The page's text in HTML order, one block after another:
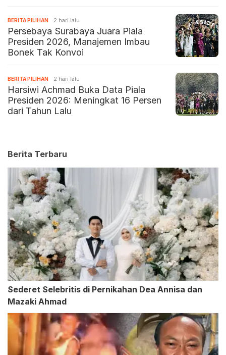
BERITA PILIHAN 2 hari lalu
Persebaya Surabaya Juara Piala
Presiden 2026, Manajemen Imbau
Bonek Tak Konvoi
BERITA PILIHAN 2 hari lalu
Harsiwi Achmad Buka Data Piala
Presiden 2026: Meningkat 16 Persen
dari Tahun Lalu
Berita Terbaru
Sederet Selebritis di Pernikahan Dea Annisa dan
Mazaki Ahmad